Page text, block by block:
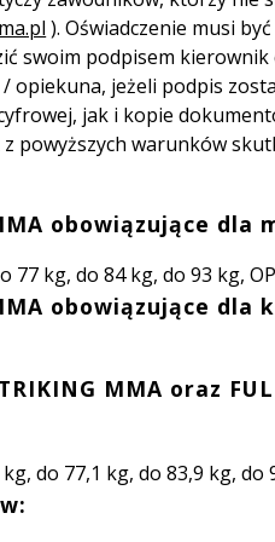
). Oświadczenie musi
swoim podpisem
jeżeli podpis
jak i kopie
powyższych warunków
obowiązujące dla
77 kg, do 84 kg, do 93 kg,
obowiązujące dla
MMA oraz
do 77,1 kg, do 83,9 kg, do